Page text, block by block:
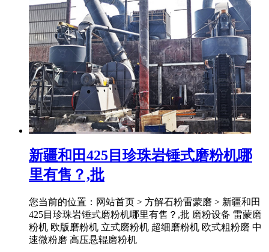
新疆和田425目珍珠岩锤式磨粉机哪
里有售？,批
您当前的位置：网站首页 > 方解石粉雷蒙磨 > 新疆和田
425目珍珠岩锤式磨粉机哪里有售？,批 磨粉设备 雷蒙磨
粉机 欧版磨粉机 立式磨粉机 超细磨粉机 欧式粗粉磨 中
速微粉磨 高压悬辊磨粉机